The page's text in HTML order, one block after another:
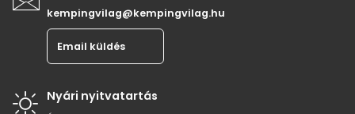
kempingvilag@kempingvilag.hu
Email küldés
Nyári nyitvatartás